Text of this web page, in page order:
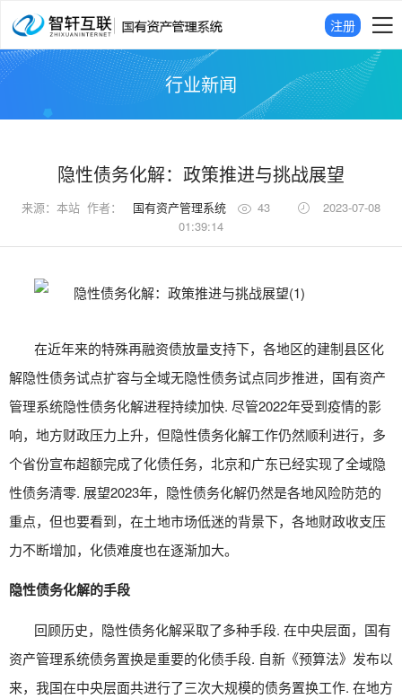
注册
行业新闻
隐性债务化解：政策推进与挑战展望
来源： 本站 作者： 国有资产管理系统 43
2023-07-08
01:39:14
在近年来的特殊再融资债放量支持下，各地区的建制县区化
解隐性债务试点扩容与全域无隐性债务试点同步推进， 国有资产
管理系统隐性债务化解进程持续加快. 尽管2022年受到疫情的影
响，地方财政压力上升，但隐性债务化解工作仍然顺利进行，多
个省份宣布超额完成了化债任务，北京和广东已经实现了全域隐
性债务清零. 展望2023年，隐性债务化解仍然是各地风险防范的
重点，但也要看到，在土地市场低迷的背景下，各地财政收支压
力不断增加，化债难度也在逐渐加大。
隐性债务化解的手段
回顾历史，隐性债务化解采取了多种手段. 在中央层面， 国有
资产管理系统债务置换是重要的化债手段. 自新《预算法》发布以
来，我国在中央层面共进行了三次大规模的债务置换工作. 在地方